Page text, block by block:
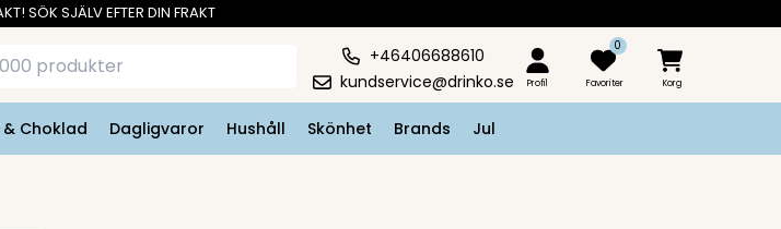
SÖK SJÄLV EFTER DIN FRAKT
+46406688610
kundservice@drinko.se
Profil
0
Favoriter Korg
Choklad Dagligvaror Hushåll Skönhet Brands Jul